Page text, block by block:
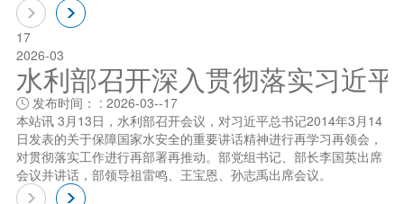
17
2026-03
水利部召开深入贯彻落实习近
发布时间： : 2026-03--17
本站讯 3月13日，水利部召开会议，对习近平总书记2014年3月14
日发表的关于保障国家水安全的重要讲话精神进行再学习再领会，
对贯彻落实工作进行再部署再推动。部党组书记、部长李国英出席
会议并讲话，部领导祖雷鸣、王宝恩、孙志禹出席会议。